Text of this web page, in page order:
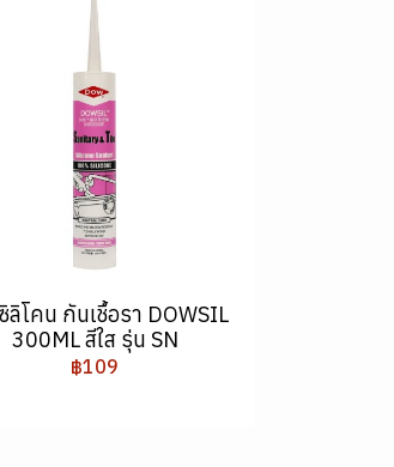
ลิโคน กันเชื้อรา DOWSIL
300ML สีใส รุ่น SN
฿109